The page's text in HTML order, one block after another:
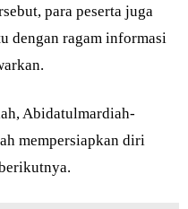
para peserta juga
dengan ragam informasi
Abidatulmardiah-
mempersiapkan diri